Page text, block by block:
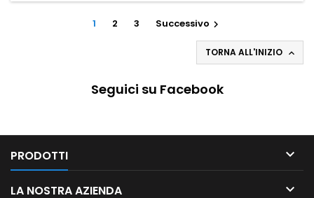
1 2 3 Successivo 
TORNA ALL'INIZIO 
Seguici su Facebook
PRODOTTI 
LA NOSTRA AZIENDA 